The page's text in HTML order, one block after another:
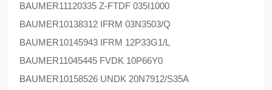
BAUMER11120335 Z-FTDF 035I1000
BAUMER10138312 IFRM 03N3503/Q
BAUMER10145943 IFRM 12P33G1/L
BAUMER11045445 FVDK 10P66Y0
BAUMER10158526 UNDK 20N7912/S35A